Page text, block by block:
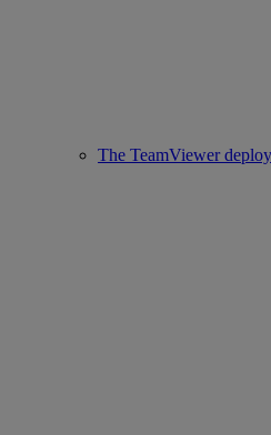
The TeamViewer